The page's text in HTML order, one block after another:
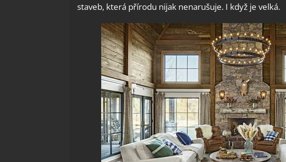
staveb, která přírodu nijak nenarušuje. I když je velká.